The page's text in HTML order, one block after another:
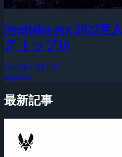
Negitaku.org 2022年
グ トップ10
2022年12月31日
negitaku
最新記事